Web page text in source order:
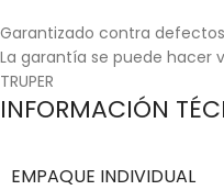
Garantizado contra
La garantía se puede hacer
TRUPER
INFORMACIÓN
EMPAQUE INDIVIDUAL